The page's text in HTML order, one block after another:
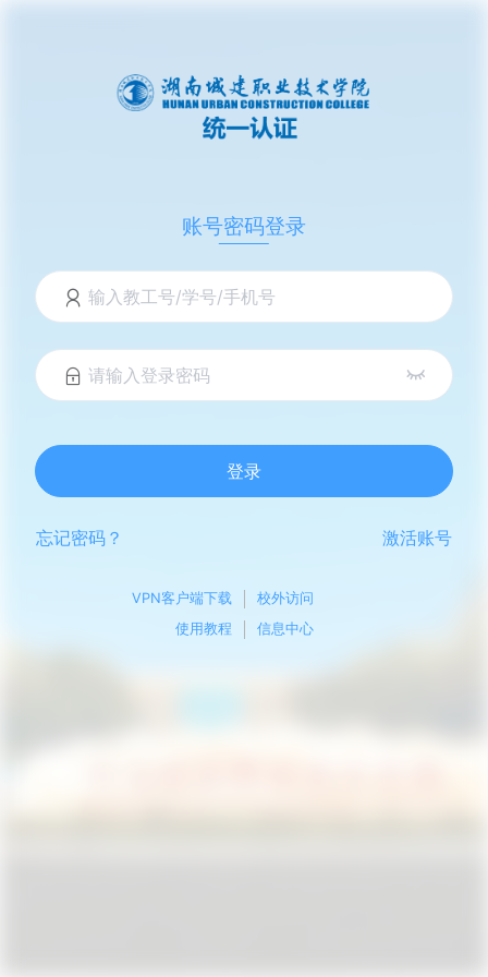
账号密码登录
忘记密码？ 激活账号
VPN客户端下载
校外访问
使用教程
信息中心